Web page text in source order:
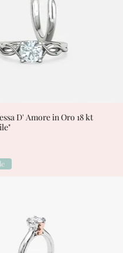
Vista rapida
D' Amore in Oro 18 kt